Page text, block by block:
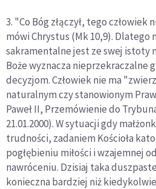
3. "Co Bóg złączył, tego człowiek
mówi Chrystus (Mk 10,9). Dlatego
sakramentalne jest ze swej istoty
Boże wyznacza nieprzekraczalne
decyzjom. Człowiek nie ma
naturalnym czy stanowionym
Paweł II, Przemówienie do
21.01.2000). W sytuacji gdy
trudności, zadaniem Kościoła
pogłębieniu miłości i wzajemnej
nawróceniu. Dzisiaj taka
konieczna bardziej niż